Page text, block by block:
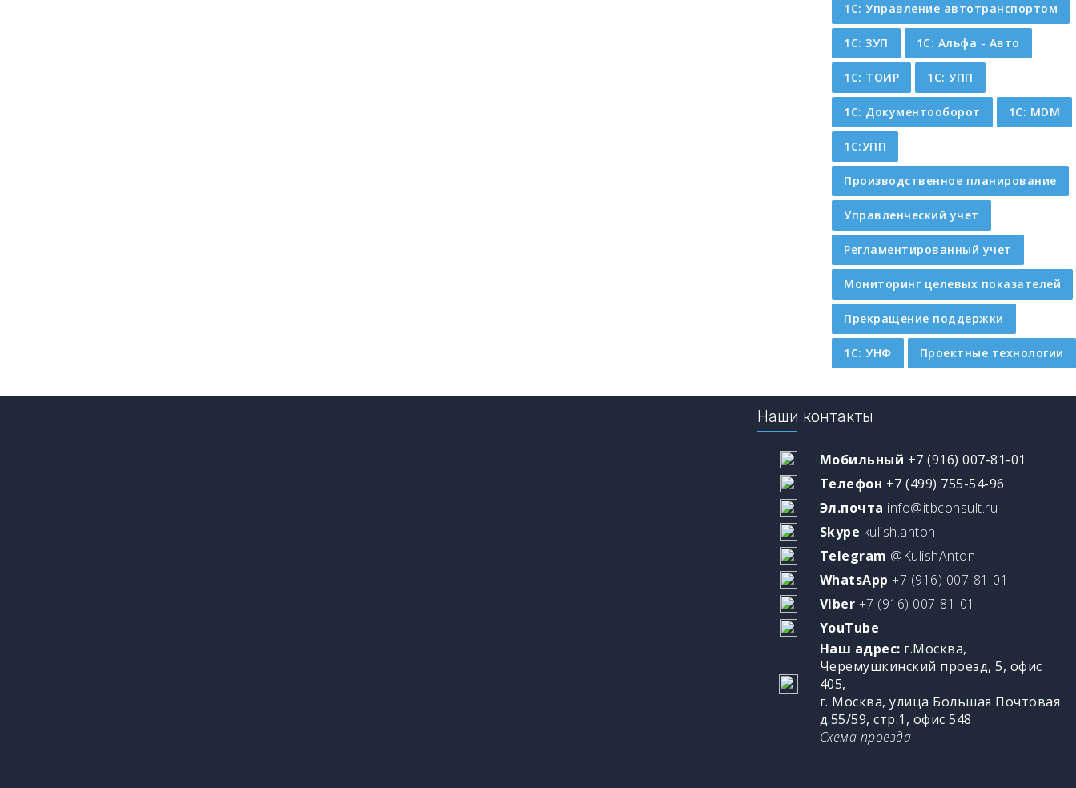
1С: Управление автотранспортом
1С: ЗУП 1С: Альфа - Авто
1С: ТОИР 1С: УПП
1С: Документооборот 1С: MDM
1С:УПП
Производственное планирование
Управленческий учет
Регламентированный учет
Мониторинг целевых показателей
Прекращение поддержки
1C: УНФ Проектные технологии
Наши контакты
Мобильный +7 (916) 007-81-01
Телефон +7 (499) 755-54-96
Эл.почта info@itbconsult.ru
Skype kulish.anton
Telegram @KulishAnton
WhatsApp +7 (916) 007-81-01
Viber +7 (916) 007-81-01
YouTube
Наш адрес: г.Москва,
Черемушкинский проезд, 5, офис
405,
г. Москва, улица Большая Почтовая
д.55/59, стр.1, офис 548
Схема проезда